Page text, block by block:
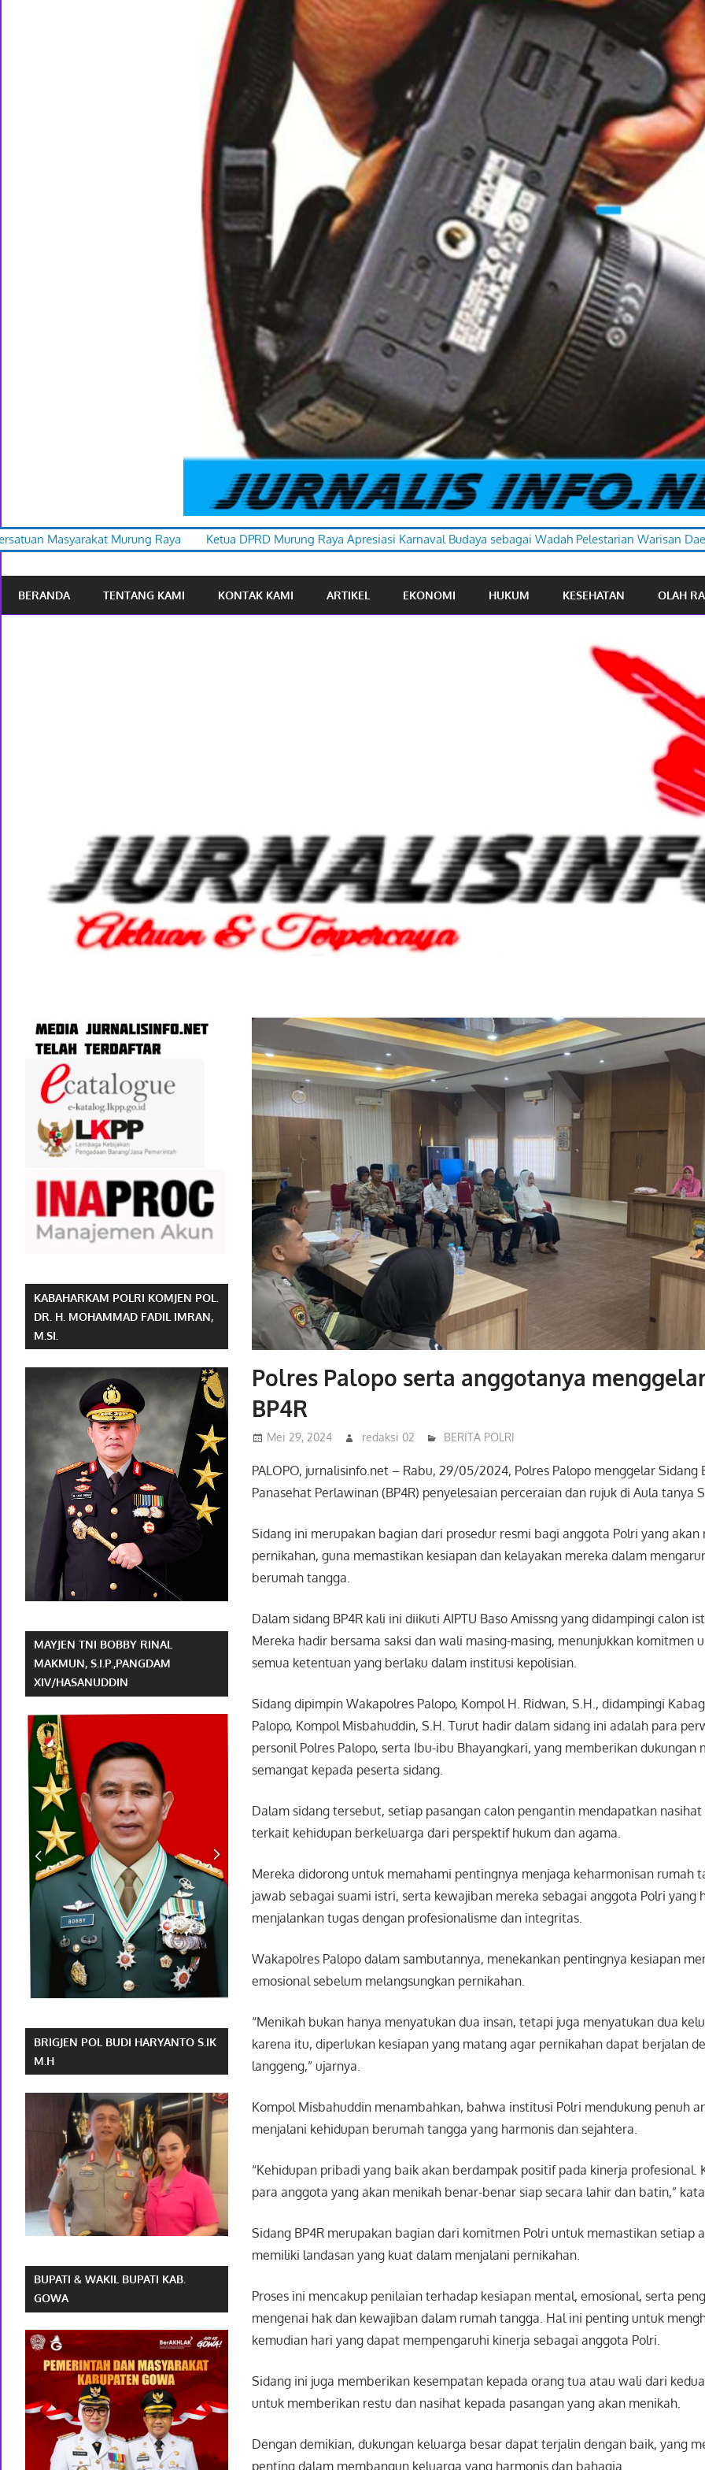
Raya Ketua DPRD Murung Raya Apresiasi Karnaval Budaya sebagai Wadah Pelestarian Warisan Daerah
BERANDA TENTANG KAMI KONTAK KAMI ARTIKEL EKONOMI HUKUM KESEHATAN OLAH
Polres Palopo serta anggotanya
BP4R
Mei 29, 2024 redaksi 02 BERITA POLRI
PALOPO, jurnalisinfo.net – Rabu, 29/05/2024, Polres Palopo menggelar Sidang
Panasehat Perlawinan (BP4R) penyelesaian perceraian dan rujuk di Aula tanya
Sidang ini merupakan bagian dari prosedur resmi bagi anggota Polri yang akan
pernikahan, guna memastikan kesiapan dan kelayakan mereka dalam
berumah tangga.
Dalam sidang BP4R kali ini diikuti AIPTU Baso Amissng yang didampingi calon
Mereka hadir bersama saksi dan wali masing-masing, menunjukkan komitmen
semua ketentuan yang berlaku dalam institusi kepolisian.
Sidang dipimpin Wakapolres Palopo, Kompol H. Ridwan, S.H., didampingi
Palopo, Kompol Misbahuddin, S.H. Turut hadir dalam sidang ini adalah para
personil Polres Palopo, serta Ibu-ibu Bhayangkari, yang memberikan dukungan
semangat kepada peserta sidang.
Dalam sidang tersebut, setiap pasangan calon pengantin mendapatkan
terkait kehidupan berkeluarga dari perspektif hukum dan agama.
Mereka didorong untuk memahami pentingnya menjaga keharmonisan rumah
jawab sebagai suami istri, serta kewajiban mereka sebagai anggota Polri yang
menjalankan tugas dengan profesionalisme dan integritas.
Wakapolres Palopo dalam sambutannya, menekankan pentingnya kesiapan
emosional sebelum melangsungkan pernikahan.
“Menikah bukan hanya menyatukan dua insan, tetapi juga menyatukan dua
karena itu, diperlukan kesiapan yang matang agar pernikahan dapat berjalan
langgeng,” ujarnya.
Kompol Misbahuddin menambahkan, bahwa institusi Polri mendukung penuh
menjalani kehidupan berumah tangga yang harmonis dan sejahtera.
“Kehidupan pribadi yang baik akan berdampak positif pada kinerja profesional.
para anggota yang akan menikah benar-benar siap secara lahir dan batin,”
Sidang BP4R merupakan bagian dari komitmen Polri untuk memastikan setiap
memiliki landasan yang kuat dalam menjalani pernikahan.
Proses ini mencakup penilaian terhadap kesiapan mental, emosional, serta
mengenai hak dan kewajiban dalam rumah tangga. Hal ini penting untuk
kemudian hari yang dapat mempengaruhi kinerja sebagai anggota Polri.
Sidang ini juga memberikan kesempatan kepada orang tua atau wali dari
untuk memberikan restu dan nasihat kepada pasangan yang akan menikah.
Dengan demikian, dukungan keluarga besar dapat terjalin dengan baik, yang
penting dalam membangun keluarga yang harmonis dan bahagia.
KABAHARKAM POLRI KOMJEN POL.
DR. H. MOHAMMAD FADIL IMRAN,
M.SI.
MAYJEN TNI BOBBY RINAL
MAKMUN, S.I.P.,PANGDAM
XIV/HASANUDDIN
BRIGJEN POL BUDI HARYANTO S.IK
M.H
BUPATI & WAKIL BUPATI KAB.
GOWA